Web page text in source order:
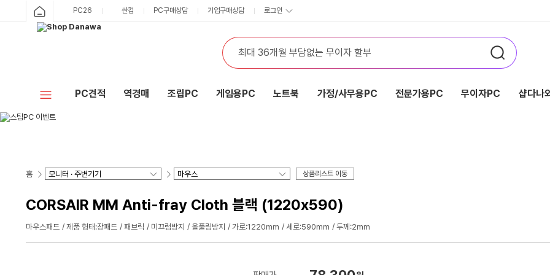
PC26 싼컴 PC구매상담 기업구매상담 로그인
PC견적 역경매 조립PC 게임용PC 노트북 가정/사무용PC 전문가용PC 무이자PC 샵다나
홈 상품리스트 이동
CORSAIR MM Anti-fray Cloth 블랙 (1220x590)
마우스패드 제품 형태:장패드 패브릭 미끄럼방지 올풀림방지 가로:1220mm 세로:590mm 두께:2mm